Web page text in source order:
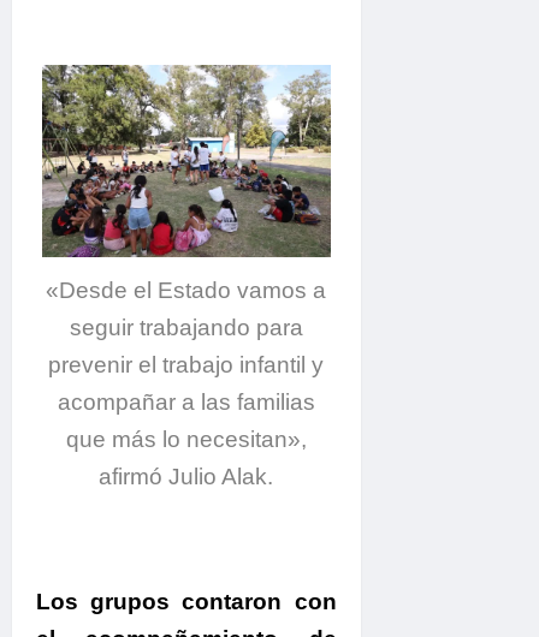
«Desde el Estado vamos a
seguir trabajando para
prevenir el trabajo infantil y
acompañar a las familias
que más lo necesitan»,
afirmó Julio Alak.
Los grupos contaron con